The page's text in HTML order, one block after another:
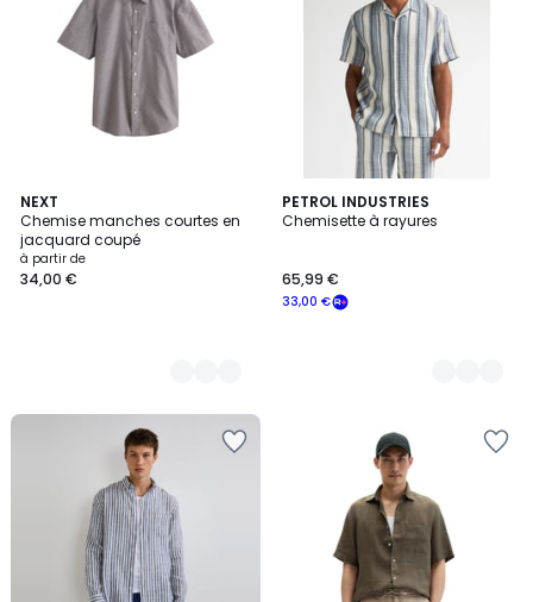
NEXT
Chemise manches courtes en
jacquard coupé
à partir de
34,00 €
3
Couleurs
PETROL INDUSTRIES
Chemisette à rayures
33,00 €
65,99 €
2
Couleurs